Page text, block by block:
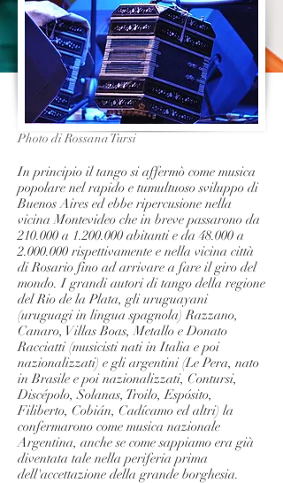
Photo di Rossana Tursi
In principio il tango si affermò come musica
popolare nel rapido e tumultuoso sviluppo di
Buenos Aires ed ebbe ripercusione nella
vicina Montevideo che in breve passarono da
210.000 a 1.200.000 abitanti e da 48.000 a
2.000.000 rispettivamente e nella vicina città
di Rosario fino ad arrivare a fare il giro del
mondo. I grandi autori di tango della regione
del Rio de la Plata, gli uruguayani
(uruguagi in lingua spagnola) Razzano,
Canaro, Villas Boas, Metallo e Donato
Racciatti (musicisti nati in Italia e poi
nazionalizzati) e gli argentini (Le Pera, nato
in Brasile e poi nazionalizzati, Contursi,
Discépolo, Solanas, Troilo, Espósito,
Filiberto, Cobián, Cadícamo ed altri) la
confermarono come musica nazionale
Argentina, anche se come sappiamo era già
diventata tale nella periferia prima
dell'accettazione della grande borghesia.